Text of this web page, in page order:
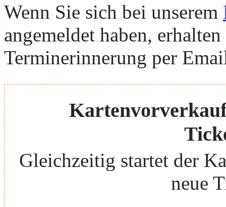
Wenn Sie sich bei unserem
angemeldet haben,
Terminerinnerung per
Gleichzeitig startet der
neue